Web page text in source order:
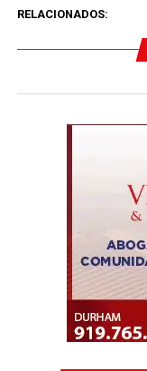
RELACIONADOS: